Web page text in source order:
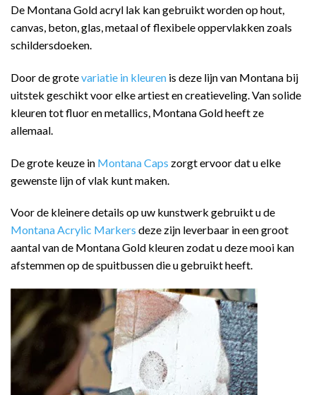
De Montana Gold acryl lak kan gebruikt worden op hout,
canvas, beton, glas, metaal of flexibele oppervlakken zoals
schildersdoeken.
Door de grotevariatie in kleuren is deze lijn van Montana bij
uitstek geschikt voor elke artiest en creatieveling. Van solide
kleuren tot fluor en metallics, Montana Gold heeft ze
allemaal.
De grote keuze in Montana Caps zorgt ervoor dat u elke
gewenste lijn of vlak kunt maken.
Voor de kleinere details op uw kunstwerk gebruikt u de
Montana Acrylic Markers deze zijn leverbaar in een groot
aantal van de Montana Gold kleuren zodat u deze mooi kan
afstemmen op de spuitbussen die u gebruikt heeft.